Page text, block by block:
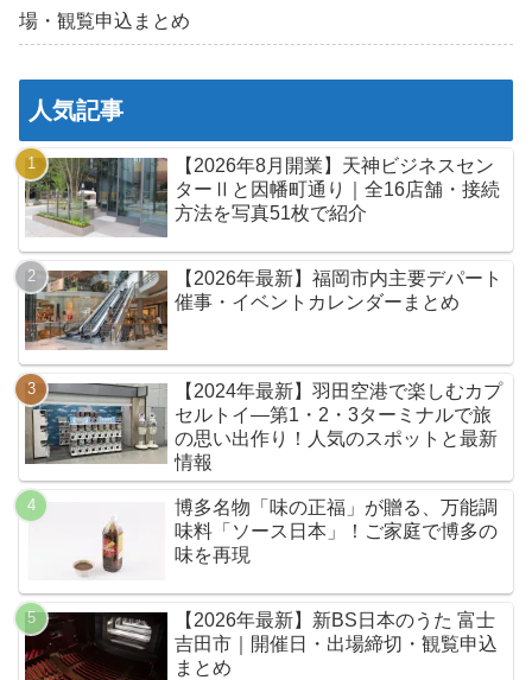
場・観覧申込まとめ
人気記事
【2026年8月開業】天神ビジネスセン
ターⅡと因幡町通り｜全16店舗・接続
方法を写真51枚で紹介
【2026年最新】福岡市内主要デパート
催事・イベントカレンダーまとめ
【2024年最新】羽田空港で楽しむカプ
セルトイ—第1・2・3ターミナルで旅
の思い出作り！人気のスポットと最新
情報
博多名物「味の正福」が贈る、万能調
味料「ソース日本」！ご家庭で博多の
味を再現
【2026年最新】新BS日本のうた 富士
吉田市｜開催日・出場締切・観覧申込
まとめ